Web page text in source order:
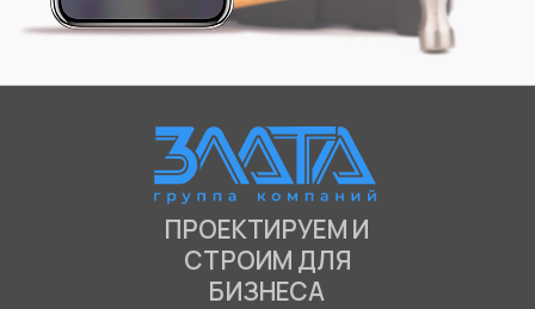
ПРОЕКТИРУЕМ И
СТРОИМ ДЛЯ
БИЗНЕСА